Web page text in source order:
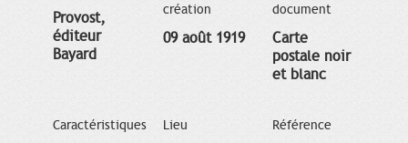
Provost,
éditeur
Bayard
création
09 août 1919
document
Carte
postale noir
et blanc
Caractéristiques Lieu Référence